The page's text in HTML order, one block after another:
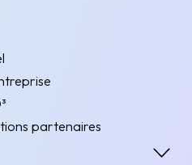
partenaires